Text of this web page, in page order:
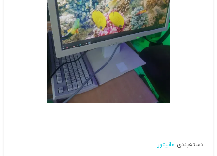
دسته‌بندی مانیتور